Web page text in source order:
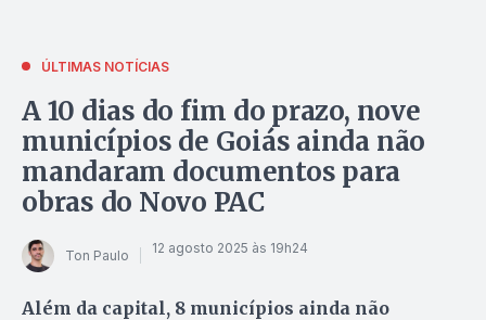
ÚLTIMAS NOTÍCIAS
A 10 dias do fim do prazo, nove
municípios de Goiás ainda não
mandaram documentos para
obras do Novo PAC
Ton Paulo 12 agosto 2025 às 19h24
Além da capital, 8 municípios ainda não